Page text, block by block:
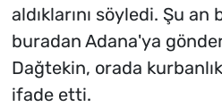
aldıklarını söyledi. Şu an
buradan Adana'ya
Dağtekin, orada
ifade etti.